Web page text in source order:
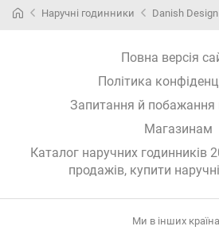
Наручні годинники Danish Design
Повна версія
Політика
Запитання й побажання
Магазинам
Каталог наручних годинників
продажів, купити
Ми в інших